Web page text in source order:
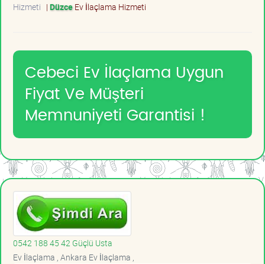
Hizmeti | DüzceEv İlaçlama Hizmeti
Cebeci Ev İlaçlama Uygun
Fiyat Ve Müşteri
Memnuniyeti Garantisi !
0542 188 45 42 Güçlü Usta
Ev İlaçlama , Ankara Ev İlaçlama ,